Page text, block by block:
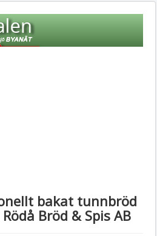
bakat tunnbröd
Bröd & Spis AB